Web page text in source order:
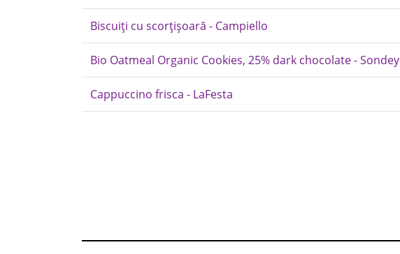
Biscuiți cu scorțișoară - Campiello
Bio Oatmeal Organic Cookies, 25% dark chocolate - Sondey
Cappuccino frisca - LaFesta